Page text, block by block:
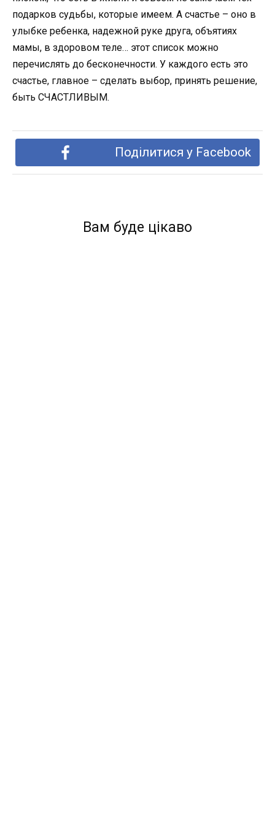
подарков судьбы, которые имеем. А счастье – оно в
улыбке ребенка, надежной руке друга, объятиях
мамы, в здоровом теле… этот список можно
перечислять до бесконечности. У каждого есть это
счастье, главное – сделать выбор, принять решение,
быть СЧАСТЛИВЫМ.
Поділитися у Facebook
Вам буде цікаво